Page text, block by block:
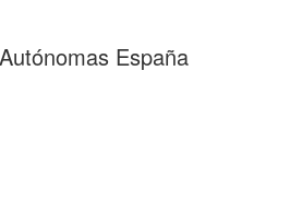
España